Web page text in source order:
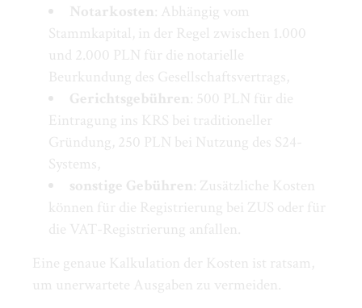
Notarkosten: Abhängig vom
Stammkapital, in der Regel zwischen 1.000
und 2.000 PLN für die notarielle
Beurkundung des Gesellschaftsvertrags,
Gerichtsgebühren: 500 PLN für die
Eintragung ins KRS bei traditioneller
Gründung, 250 PLN bei Nutzung des S24-
Systems,
sonstige Gebühren: Zusätzliche Kosten
können für die Registrierung bei ZUS oder für
die VAT-Registrierung anfallen.
Eine genaue Kalkulation der Kosten ist ratsam,
um unerwartete Ausgaben zu vermeiden.